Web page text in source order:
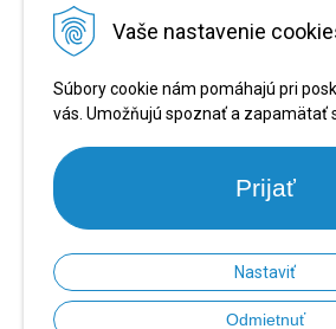
Vaše nastavenie
Súbory cookie nám pomáhajú pri
vás. Umožňujú spoznať a zapamätať
Prijať
Nastaviť
Odmietnuť
BEZPEČNÉ
© 2026 PRONARADIE.SK • NextShop&e-shop